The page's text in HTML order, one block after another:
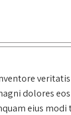
dolores
eius modi